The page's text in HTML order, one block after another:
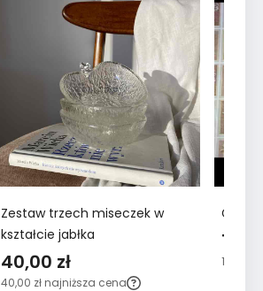
Zestaw trzech miseczek w
kształcie jabłka
40,00 zł
40,00 zł najniższa cena
15,00 zł